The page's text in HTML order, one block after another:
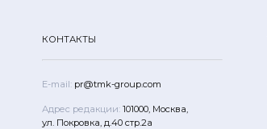
КОНТАКТЫ
E-mail: pr@tmk-group.com
Адрес редакции: 101000, Москва,
ул. Покровка, д.40 стр.2а